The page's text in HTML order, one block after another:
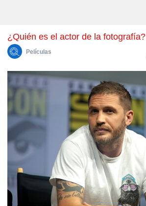
¿Quién es el actor de la fotografía?
Películas